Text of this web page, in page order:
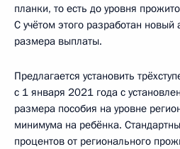
планки, то есть до уровня
С учётом этого разработан новый
размера выплаты.
Предлагается установить
с 1 января 2021 года с
размера пособия на уровне
минимума на ребёнка.
процентов от регионального